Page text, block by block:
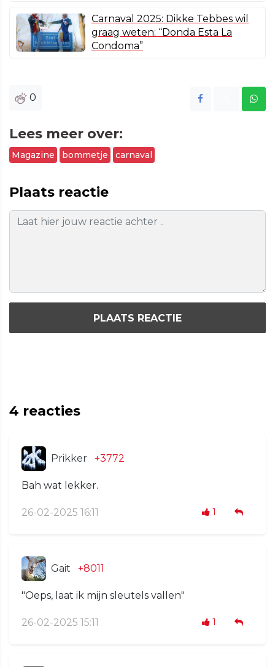
Carnaval 2025: Dikke Tebbes wil
graag weten: “Donda Esta La
Condoma”
0
Lees meer over:
Magazine bommetje carnaval
Plaats reactie
PLAATS REACTIE
4 reacties
Prikker +3772
Bah wat lekker.
26-02-2025 16:11 1
Gait +8011
"Oeps, laat ik mijn sleutels vallen"
26-02-2025 15:11 1